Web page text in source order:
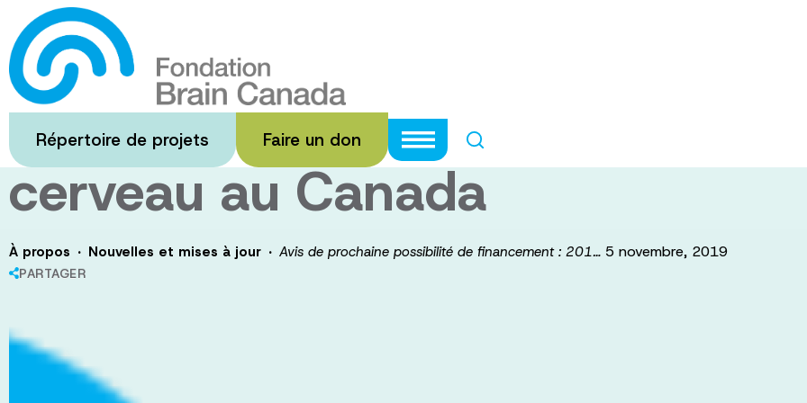
Passer
au
contenu
principal
Répertoire de projets Faire un don
Avis de prochaine possibilité de
2019 Futurs leaders de la
cerveau au Canada
À propos · Nouvelles et mises à jour · Avis de prochaine possibilité de financement : 201…
PARTAGER
5 novembre, 2019